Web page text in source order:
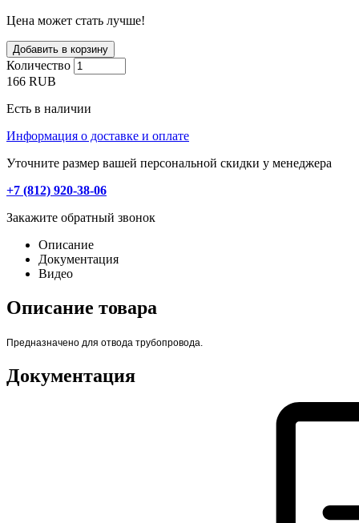
Цена может стать лучше!
Количество
166 RUB
Есть в наличии
Информация о доставке и оплате
Уточните размер вашей персональной скидки у менеджера
+7 (812) 920-38-06
Закажите обратный звонок
Описание
Документация
Видео
Описание товара
Предназначено для отвода трубопровода.
Документация